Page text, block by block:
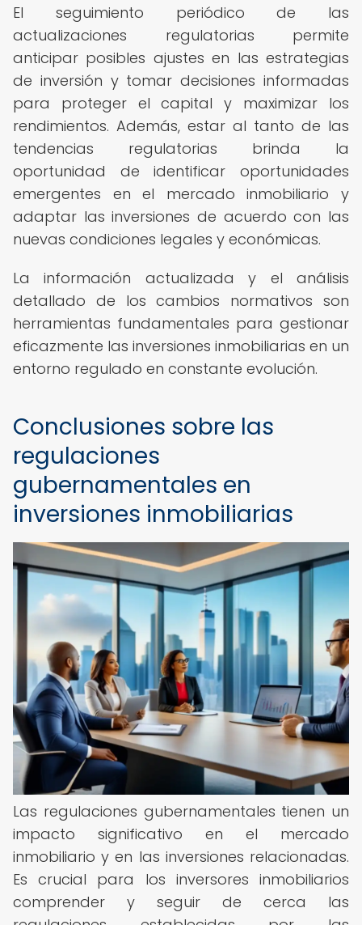
El seguimiento periódico de las
actualizaciones regulatorias permite
anticipar posibles ajustes en las estrategias
de inversión y tomar decisiones informadas
para proteger el capital y maximizar los
rendimientos. Además, estar al tanto de las
tendencias regulatorias brinda la
oportunidad de identificar oportunidades
emergentes en el mercado inmobiliario y
adaptar las inversiones de acuerdo con las
nuevas condiciones legales y económicas.
La información actualizada y el análisis
detallado de los cambios normativos son
herramientas fundamentales para gestionar
eficazmente las inversiones inmobiliarias en un
entorno regulado en constante evolución.
Conclusiones sobre las
regulaciones
gubernamentales en
inversiones inmobiliarias
Las regulaciones gubernamentales tienen un
impacto significativo en el mercado
inmobiliario y en las inversiones relacionadas.
Es crucial para los inversores inmobiliarios
comprender y seguir de cerca las